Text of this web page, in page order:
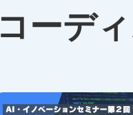
コーデ